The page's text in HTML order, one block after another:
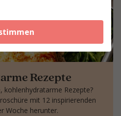
Rezepte
kohlenhydratarme Rezepte?
mit 12 inspirierenden
Woche herunter.